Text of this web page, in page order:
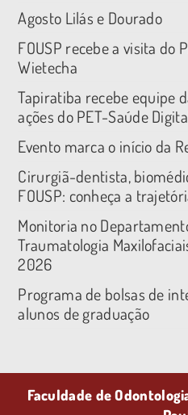
Agosto Lilás e Dourado
FOUSP recebe a visita do
Wietecha
Tapiratiba recebe equipe
ações do PET-Saúde
Evento marca o início da
Cirurgiã-dentista,
FOUSP: conheça a
Monitoria no
Traumatologia
2026
Programa de bolsas de
alunos de graduação
Faculdade de